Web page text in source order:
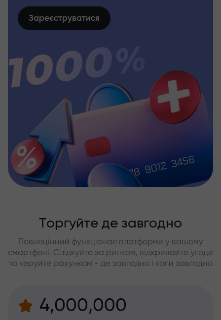
Зареєструватися
Торгуйте де завгодно
Повноцінний функціонал платформи у вашому
смартфоні. Слідкуйте за ринком, відкривайте угоди
та керуйте рахунком - де завгодно і коли завгодно
4,000,000